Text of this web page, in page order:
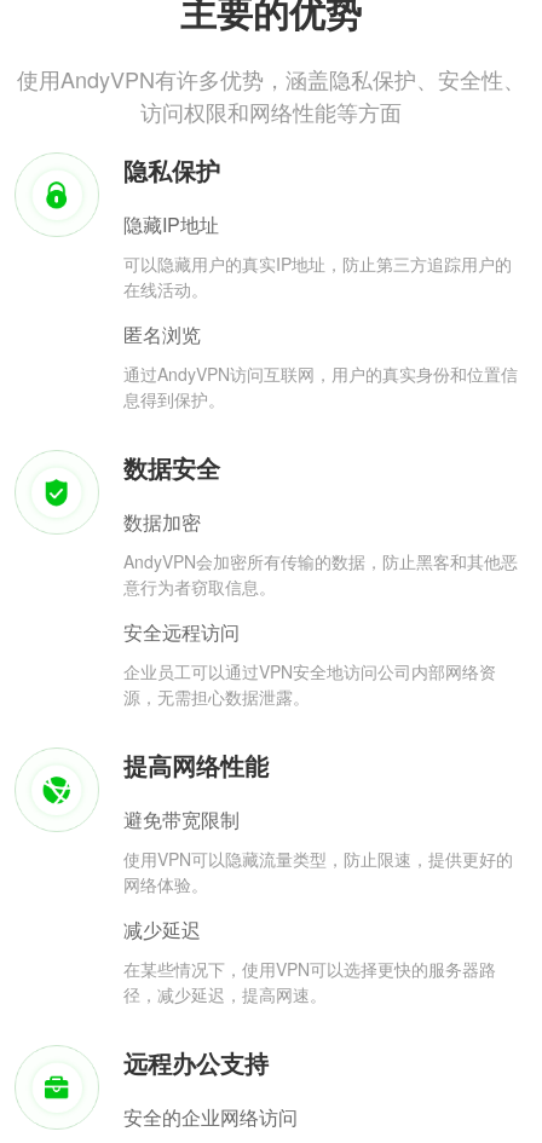
主要的优势
使用AndyVPN有许多优势，涵盖隐私保护、安全性、
访问权限和网络性能等方面
隐私保护
隐藏IP地址
可以隐藏用户的真实IP地址，防止第三方追踪用户的
在线活动。
匿名浏览
通过AndyVPN访问互联网，用户的真实身份和位置信
息得到保护。
数据安全
数据加密
AndyVPN会加密所有传输的数据，防止黑客和其他恶
意行为者窃取信息。
安全远程访问
企业员工可以通过VPN安全地访问公司内部网络资
源，无需担心数据泄露。
提高网络性能
避免带宽限制
使用VPN可以隐藏流量类型，防止限速，提供更好的
网络体验。
减少延迟
在某些情况下，使用VPN可以选择更快的服务器路
径，减少延迟，提高网速。
远程办公支持
安全的企业网络访问